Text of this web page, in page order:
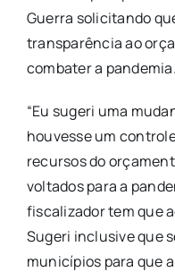
Guerra solicitando
transparência ao
combater a pandemia.
“Eu sugeri uma
houvesse um
recursos do
voltados para a
fiscalizador tem que
Sugeri inclusive que
municípios para que